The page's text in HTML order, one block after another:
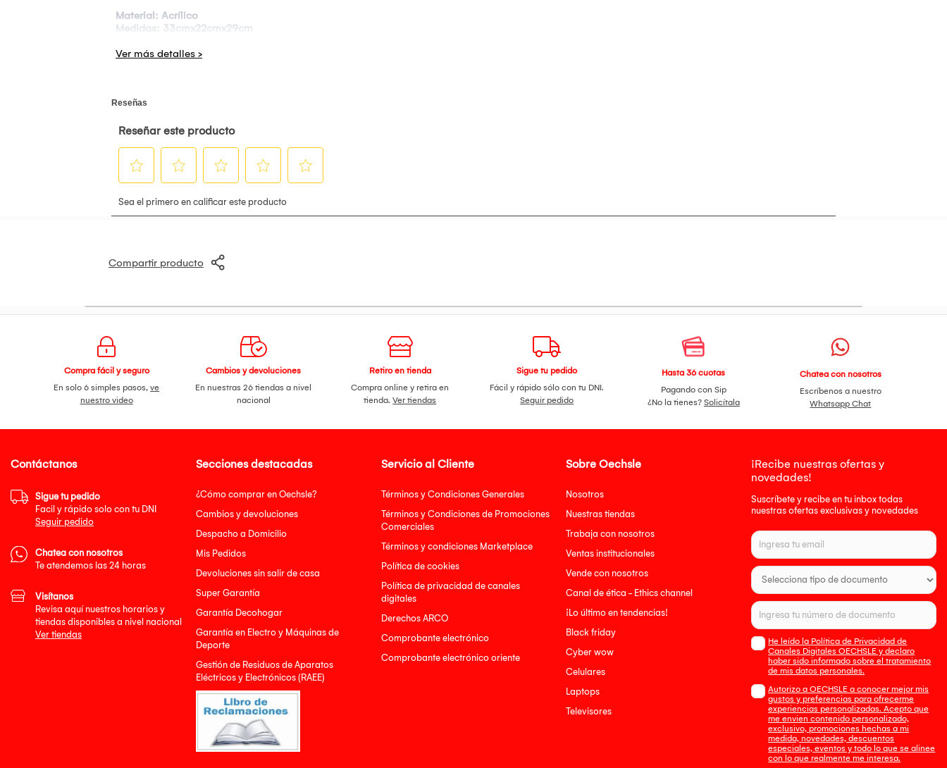
Material: Acrílico
Medidas: 33cmx22cmx29cm
Compartir producto
Compra fácil y seguro
En solo 6 simples pasos,ve
nuestro video
Cambios y devoluciones
En nuestras 26 tiendas a nivel
nacional
Retiro en tienda
Compra online y retira en
tienda.Ver tiendas
Sigue tu pedido
Fácil y rápido sólo con tu DNI.
Seguir pedido
Hasta 36 cuotas
Pagando con Sip
¿No la tienes? Solicítala
Chatea con nosotros
Escríbenos a nuestro
Whatsapp Chat
Secciones destacadas
¿Cómo comprar en Oechsle?
Cambios y devoluciones
Despacho a Domicilio
Mis Pedidos
Devoluciones sin salir de casa
Super Garantía
Garantía Decohogar
Garantía en Electro y Máquinas de
Deporte
Gestión de Residuos de Aparatos
Eléctricos y Electrónicos (RAEE)
Servicio al Cliente
Términos y Condiciones Generales
Términos y Condiciones de Promociones
Comerciales
Términos y condiciones Marketplace
Política de cookies
Política de privacidad de canales
digitales
Derechos ARCO
Comprobante electrónico
Comprobante electrónico oriente
Sobre Oechsle
Nosotros
Nuestras tiendas
Trabaja con nosotros
Ventas institucionales
Vende con nosotros
Canal de ética - Ethics channel
¡Lo último en tendencias!
Black friday
Cyber wow
Celulares
Laptops
Televisores
¡Recibe nuestras ofertas y
novedades!
Suscríbete y recibe en tu inbox todas
nuestras ofertas exclusivas y novedades
He leído la Política de Privacidad de
Canales Digitales OECHSLE y declaro
haber sido informado sobre el tratamiento
de mis datos personales.
Autorizo a OECHSLE a conocer mejor mis
gustos y preferencias para ofrecerme
experiencias personalizadas. Acepto que
me envien contenido personalizado,
exclusivo, promociones hechas a mi
medida, novedades, descuentos
especiales, eventos y todo lo que se alinee
con lo que realmente me interesa.
Contáctanos
Sigue tu pedido
Facil y rápido solo con tu DNI
Seguir pedido
Chatea con nosotros
Te atendemos las 24 horas
Visítanos
Revisa aquí nuestros horarios y
tiendas disponibles a nivel nacional
Ver tiendas